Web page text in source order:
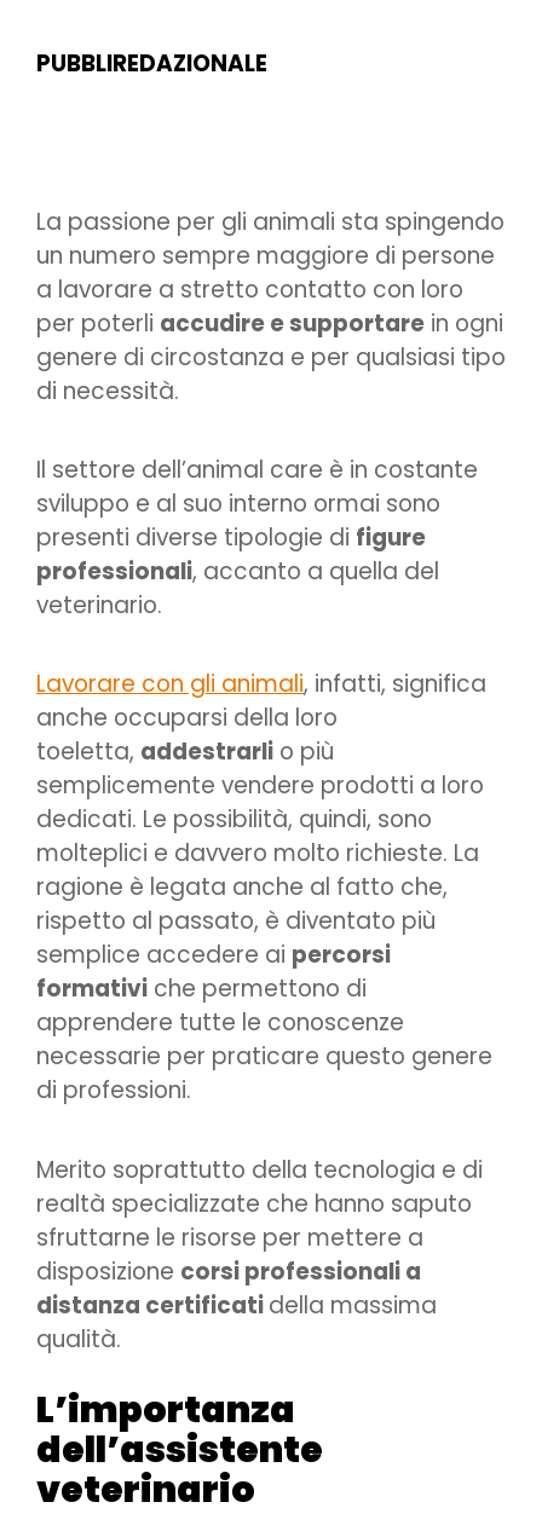
PUBBLIREDAZIONALE
La passione per gli animali sta spingendo
un numero sempre maggiore di persone
a lavorare a stretto contatto con loro
per poterli accudire e supportare in ogni
genere di circostanza e per qualsiasi tipo
di necessità.
Il settore dell’animal care è in costante
sviluppo e al suo interno ormai sono
presenti diverse tipologie di figure
professionali, accanto a quella del
veterinario.
Lavorare con gli animali, infatti, significa
anche occuparsi della loro
toeletta, addestrarli o più
semplicemente vendere prodotti a loro
dedicati. Le possibilità, quindi, sono
molteplici e davvero molto richieste. La
ragione è legata anche al fatto che,
rispetto al passato, è diventato più
semplice accedere ai percorsi
formativi che permettono di
apprendere tutte le conoscenze
necessarie per praticare questo genere
di professioni.
Merito soprattutto della tecnologia e di
realtà specializzate che hanno saputo
sfruttarne le risorse per mettere a
disposizione corsi professionali a
distanza certificatidella massima
qualità.
L’importanza
dell’assistente
veterinario